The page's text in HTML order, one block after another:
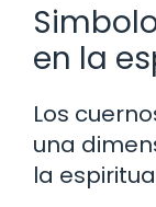
en la
Los
una
la